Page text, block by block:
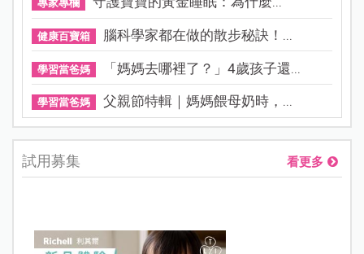
專家專欄
健康百寶箱 腦科學家都在做的散步秘訣！...
學習當爸媽 「媽媽去哪裡了？」4歲孩子還...
學習當爸媽 父親節特輯｜媽媽餵母奶時，...
試用募集 看更多